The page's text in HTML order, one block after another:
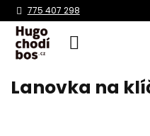
Přejít
775 407 298
Lanovka na